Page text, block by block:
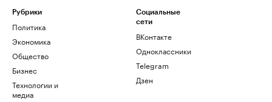
Рубрики
Политика
Экономика
Общество
Бизнес
Технологии и
медиа
Социальные
сети
ВКонтакте
Одноклассники
Telegram
Дзен